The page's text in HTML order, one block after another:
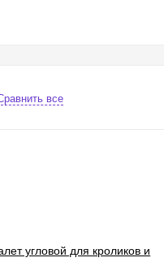
все